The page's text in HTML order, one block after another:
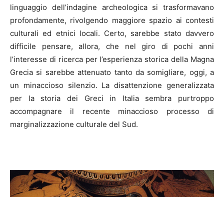
linguaggio dell’indagine archeologica si trasformavano
profondamente, rivolgendo maggiore spazio ai contesti
culturali ed etnici locali. Certo, sarebbe stato davvero
difficile pensare, allora, che nel giro di pochi anni
l’interesse di ricerca per l’esperienza storica della Magna
Grecia si sarebbe attenuato tanto da somigliare, oggi, a
un minaccioso silenzio. La disattenzione generalizzata
per la storia dei Greci in Italia sembra purtroppo
accompagnare il recente minaccioso processo di
marginalizzazione culturale del Sud.